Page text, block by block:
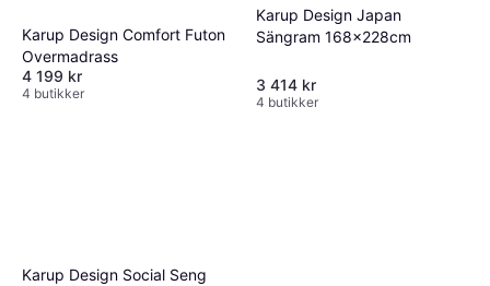
Karup Design Comfort Futon
Overmadrass
4 199 kr
4 butikker
Karup Design Japan
Sängram 168x228cm
3 414 kr
4 butikker
Karup Design Social Seng